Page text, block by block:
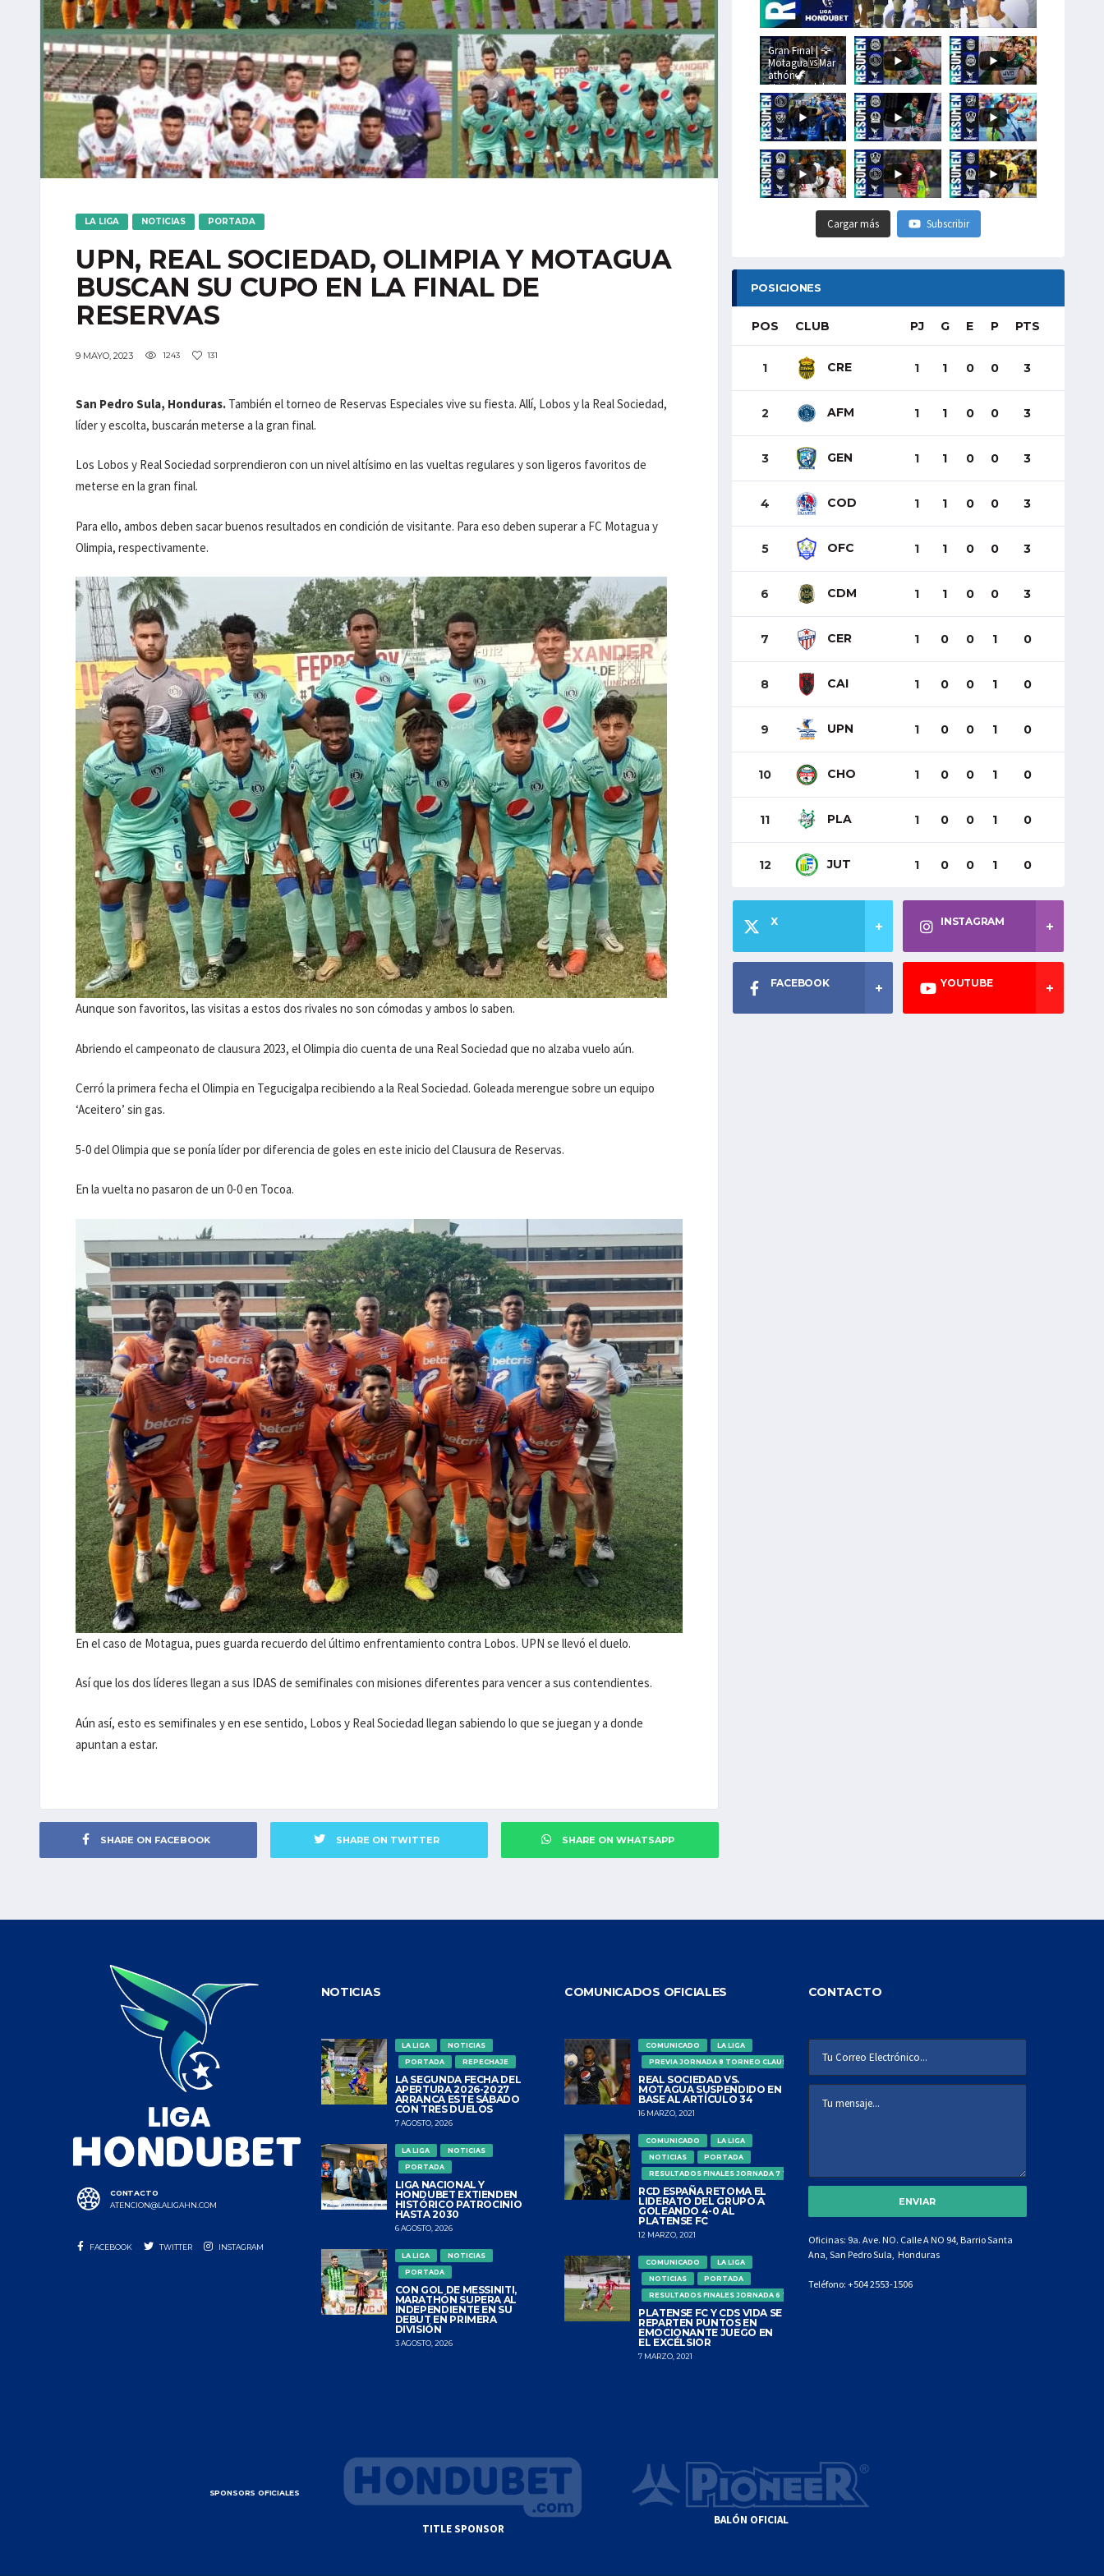
LA LIGA NOTICIAS PORTADA
UPN, REAL SOCIEDAD, OLIMPIA Y MOTAGUA
BUSCAN SU CUPO EN LA FINAL DE
RESERVAS
9 MAYO, 2023 1243 131
San Pedro Sula, Honduras. También el torneo de Reservas Especiales vive su fiesta. Allí, Lobos y la Real Sociedad,
líder y escolta, buscarán meterse a la gran final.
Los Lobos y Real Sociedad sorprendieron con un nivel altísimo en las vueltas regulares y son ligeros favoritos de
meterse en la gran final.
Para ello, ambos deben sacar buenos resultados en condición de visitante. Para eso deben superar a FC Motagua y
Olimpia, respectivamente.
Aunque son favoritos, las visitas a estos dos rivales no son cómodas y ambos lo saben.
Abriendo el campeonato de clausura 2023, el Olimpia dio cuenta de una Real Sociedad que no alzaba vuelo aún.
Cerró la primera fecha el Olimpia en Tegucigalpa recibiendo a la Real Sociedad. Goleada merengue sobre un equipo
‘Aceitero’ sin gas.
5-0 del Olimpia que se ponía líder por diferencia de goles en este inicio del Clausura de Reservas.
En la vuelta no pasaron de un 0-0 en Tocoa.
En el caso de Motagua, pues guarda recuerdo del último enfrentamiento contra Lobos. UPN se llevó el duelo.
Así que los dos líderes llegan a sus IDAS de semifinales con misiones diferentes para vencer a sus contendientes.
Aún así, esto es semifinales y en ese sentido, Lobos y Real Sociedad llegan sabiendo lo que se juegan y a donde
apuntan a estar.
SHARE ON FACEBOOK SHARE ON TWITTER SHARE ON WHATSAPP
Gran Final | 🦅
Motagua🆚Mar
athón🦖
#LigaHondubet
Cargar más Subscribir
POSICIONES
POS CLUB PJ G E P PTS
1 CRE 1 1 0 0 3
2 AFM 1 1 0 0 3
3 GEN 1 1 0 0 3
4 COD 1 1 0 0 3
5 OFC 1 1 0 0 3
6 CDM 1 1 0 0 3
7 CER 1 0 0 1 0
8 CAI 1 0 0 1 0
9 UPN 1 0 0 1 0
10 CHO 1 0 0 1 0
11 PLA 1 0 0 1 0
12 JUT 1 0 0 1 0
X INSTAGRAM
FACEBOOK YOUTUBE
CONTACTO
ATENCION@LALIGAHN.COM
FACEBOOK TWITTER INSTAGRAM
NOTICIAS
LA LIGA
NOTICIAS
PORTADA
REPECHAJE
LA SEGUNDA FECHA DEL
APERTURA 2026-2027
ARRANCA ESTE SÁBADO
CON TRES DUELOS
7 AGOSTO, 2026
LA LIGA
NOTICIAS
PORTADA
LIGA NACIONAL Y
HONDUBET EXTIENDEN
HISTÓRICO PATROCINIO
HASTA 2030
6 AGOSTO, 2026
LA LIGA
NOTICIAS
PORTADA
CON GOL DE MESSINITI,
MARATHÓN SUPERA AL
INDEPENDIENTE EN SU
DEBUT EN PRIMERA
DIVISIÓN
3 AGOSTO, 2026
COMUNICADOS OFICIALES
COMUNICADO
LA LIGA
PREVIA JORNADA 8 TORNEO CLAUSURA
REAL SOCIEDAD VS.
MOTAGUA SUSPENDIDO EN
BASE AL ARTÍCULO 34
16 MARZO, 2021
COMUNICADO
LA LIGA
NOTICIAS
PORTADA
RESULTADOS FINALES JORNADA 7 TORNEO CLAUSURA
RCD ESPAÑA RETOMA EL
LIDERATO DEL GRUPO A
GOLEANDO 4-0 AL
PLATENSE FC
12 MARZO, 2021
COMUNICADO
LA LIGA
NOTICIAS
PORTADA
RESULTADOS FINALES JORNADA 6 TORNEO CLAUSURA
PLATENSE FC Y CDS VIDA SE
REPARTEN PUNTOS EN
EMOCIONANTE JUEGO EN
EL EXCÉLSIOR
7 MARZO, 2021
CONTACTO
Oficinas: 9a. Ave. NO. Calle A NO 94, Barrio Santa
Ana, San Pedro Sula, Honduras
Teléfono: +504 2553-1506
SPONSORS OFICIALES
TITLE SPONSOR
BALÓN OFICIAL